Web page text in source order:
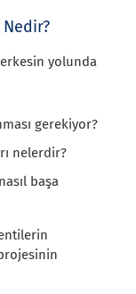
yolunda
gerekiyor?
nelerdir?
başa